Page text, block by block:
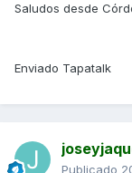
Saludos desde
Enviado Tapatalk
Publicado